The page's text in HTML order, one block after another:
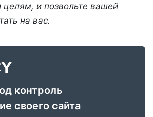
и позвольте вашей
на вас.
контроль
своего сайта